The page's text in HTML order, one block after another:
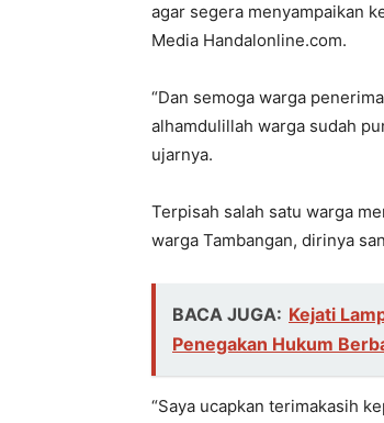
agar segera menyampaikan
Media Handalonline.com.
“Dan semoga warga
alhamdulillah warga sudah
ujarnya.
Terpisah salah satu warga
warga Tambangan, dirinya
BACA JUGA: Kejati
Penegakan Hukum
“Saya ucapkan terimakasih